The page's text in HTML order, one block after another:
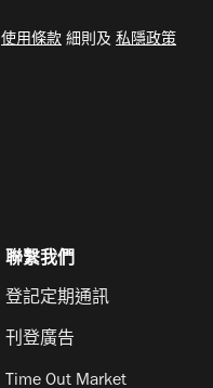
使用條款 細則及 私隱政策
聯繫我們
登記定期通訊
刊登廣告
Time Out Market